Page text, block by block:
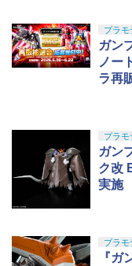
プラモ
ガン
ノー
ラ再
プラモ
ガン
ク改
実施
プラモ
『ガ